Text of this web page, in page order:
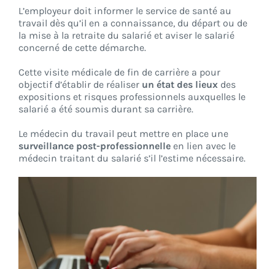
L’employeur doit informer le service de santé au
travail dès qu’il en a connaissance, du départ ou de
la mise à la retraite du salarié et aviser le salarié
concerné de cette démarche.
Cette visite médicale de fin de carrière a pour
objectif d’établir de réaliser un état des lieux des
expositions et risques professionnels auxquelles le
salarié a été soumis durant sa carrière.
Le médecin du travail peut mettre en place une
surveillance post-professionnelle en lien avec le
médecin traitant du salarié s’il l’estime nécessaire.